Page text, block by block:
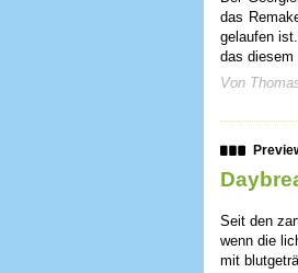
das
gelaufen
das
Von
Seit den
wenn die
mit